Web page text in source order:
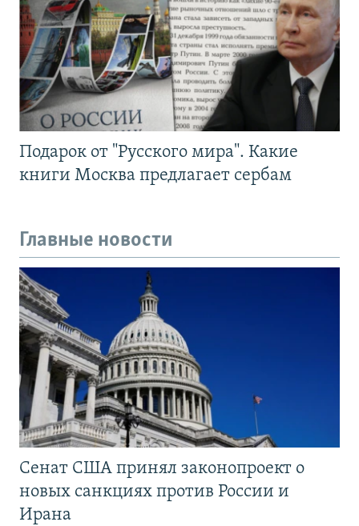
Подарок от "Русского мира". Какие
книги Москва предлагает сербам
Главные новости
Сенат США принял законопроект о
новых санкциях против России и
Ирана